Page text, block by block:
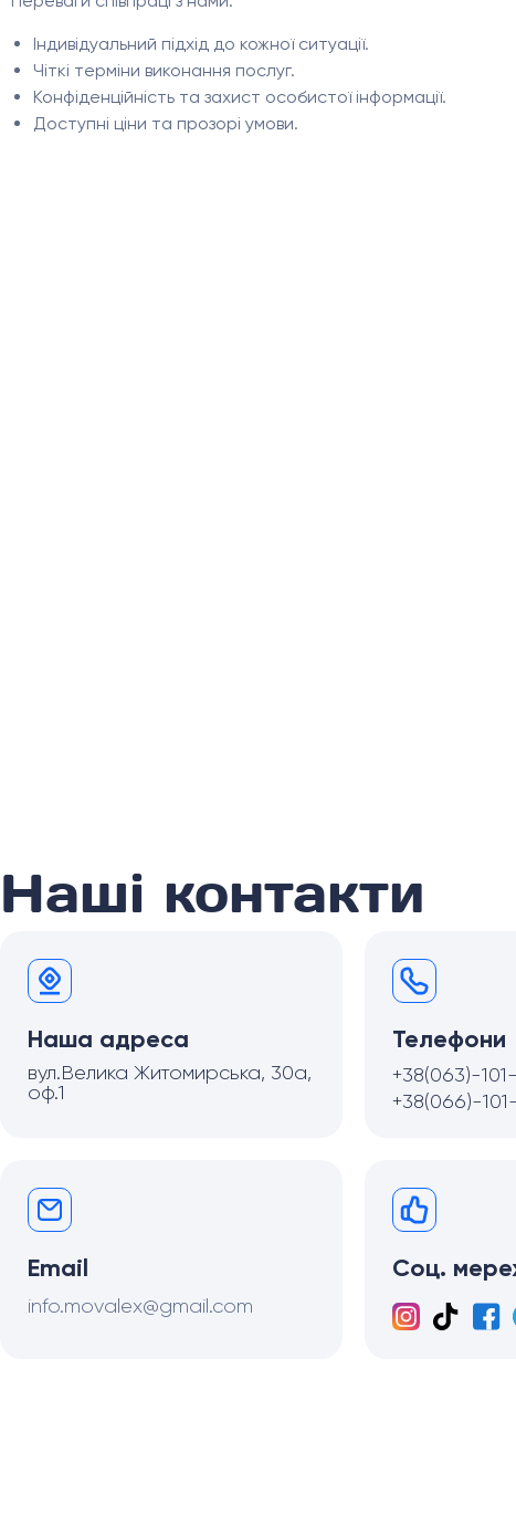
Індивідуальний підхід до кожної ситуації.
Чіткі терміни виконання послуг.
Конфіденційність та захист особистої інформації.
Доступні ціни та прозорі умови.
Наші контакти
Наша адреса
вул.Велика Житомирська, 30а,
оф.1
Телефони
+38(063)-
+38(066)-
Email
info.movalex@gmail.com
Соц.